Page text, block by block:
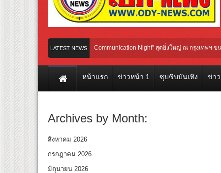
LATEST NEWS
“2026 Weibo Cultural Communication Night” สุดยิ่งใหญ่ ณ กรุงเทพฯ ขนทัพศิลปิน
Airlines เส้นทางจาการ์ตา-กรุงเทพฯ เสริม Air Connectivity ดึงนักท่องเที่ย
หน้าแรก ข่าวหน้า 1 ซุบซิบบันเทิง ข่า
Archives by Month:
สิงหาคม 2026
กรกฎาคม 2026
มิถุนายน 2026